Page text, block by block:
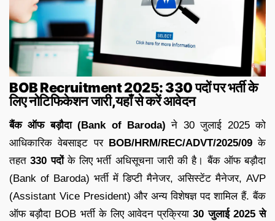
BOB Recruitment 2025: 330 पदों पर भर्ती के
लिए नोटिफिकेशन जारी,यहाँ से करें आवेदन
बैंक ऑफ बड़ौदा (Bank of Baroda) ने 30 जुलाई 2025 को
आधिकारिक वेबसाइट पर BOB/HRM/REC/ADVT/2025/09के
तहत330 पदोंके लिए भर्ती अधिसूचना जारी की है। बैंक ऑफ बड़ौदा
(Bank of Baroda) भर्ती में डिप्टी मैनेजर, असिस्टेंट मैनेजर, AVP
(Assistant Vice President) और अन्य विशेषज्ञ पद शामिल हैं. बैंक
ऑफ बड़ौदा BOB भर्ती के लिए आवेदन प्रक्रिया30 जुलाई 2025 से